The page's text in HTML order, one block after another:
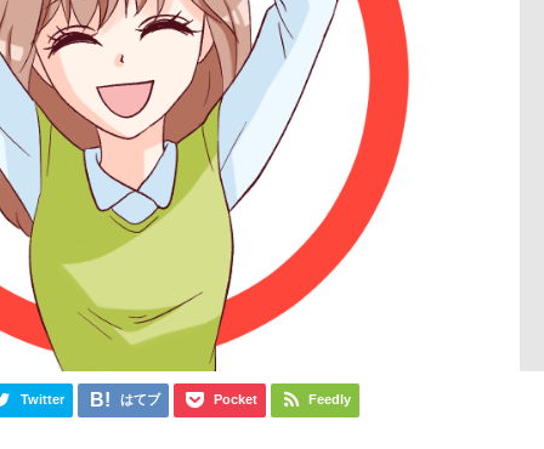
Twitter はてブ Pocket Feedly